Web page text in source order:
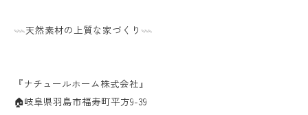
𓇠天然素材の上質な家づくり𓇠
『ナチュールホーム株式会社』
🏠岐阜県羽島市福寿町平方9-39